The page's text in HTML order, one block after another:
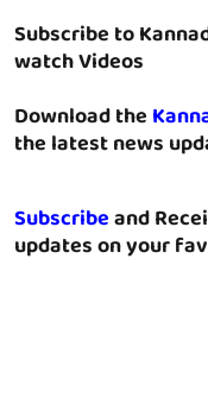
Subscribe to
watch Videos
Download the
the latest news
Subscribeand
updates on your